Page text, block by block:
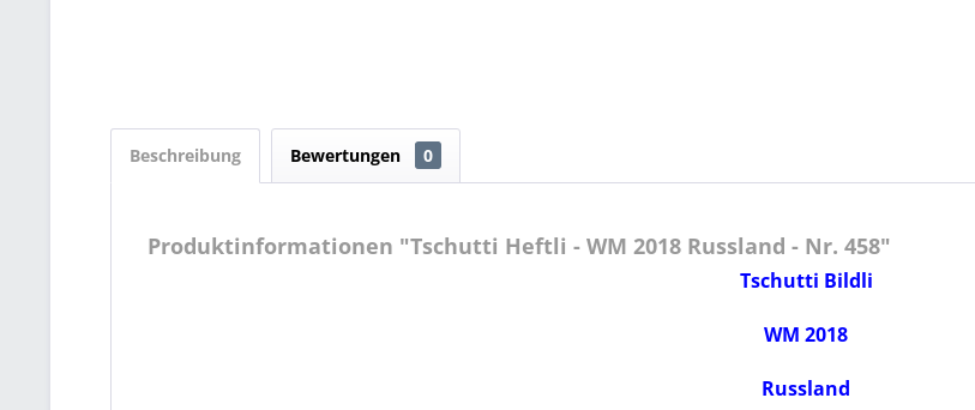
Beschreibung Bewertungen 0
Produktinformationen "Tschutti Heftli - WM 2018 Russland - Nr. 458"
Tschutti Bildli
WM 2018
Russland